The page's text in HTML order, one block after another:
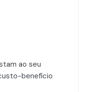
ao seu
benefício